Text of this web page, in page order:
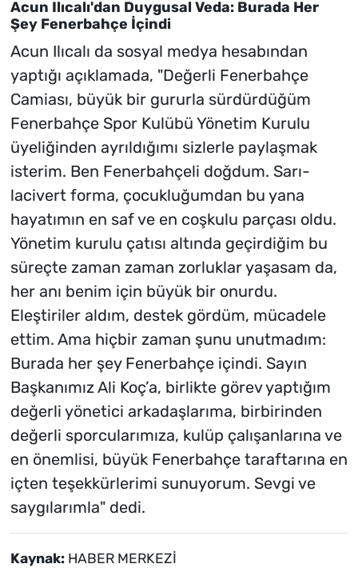
Acun Ilıcalı'dan Duygusal Veda: Burada Her
Şey Fenerbahçe İçindi
Acun Ilıcalı da sosyal medya hesabından
yaptığı açıklamada, "Değerli Fenerbahçe
Camiası, büyük bir gururla sürdürdüğüm
Fenerbahçe Spor Kulübü Yönetim Kurulu
üyeliğinden ayrıldığımı sizlerle paylaşmak
isterim. Ben Fenerbahçeli doğdum. Sarı-
lacivert forma, çocukluğumdan bu yana
hayatımın en saf ve en coşkulu parçası oldu.
Yönetim kurulu çatısı altında geçirdiğim bu
süreçte zaman zaman zorluklar yaşasam da,
her anı benim için büyük bir onurdu.
Eleştiriler aldım, destek gördüm, mücadele
ettim. Ama hiçbir zaman şunu unutmadım:
Burada her şey Fenerbahçe içindi. Sayın
Başkanımız Ali Koç’a, birlikte görev yaptığım
değerli yönetici arkadaşlarıma, birbirinden
değerli sporcularımıza, kulüp çalışanlarına ve
en önemlisi, büyük Fenerbahçe taraftarına en
içten teşekkürlerimi sunuyorum. Sevgi ve
saygılarımla" dedi.
Kaynak: HABER MERKEZİ